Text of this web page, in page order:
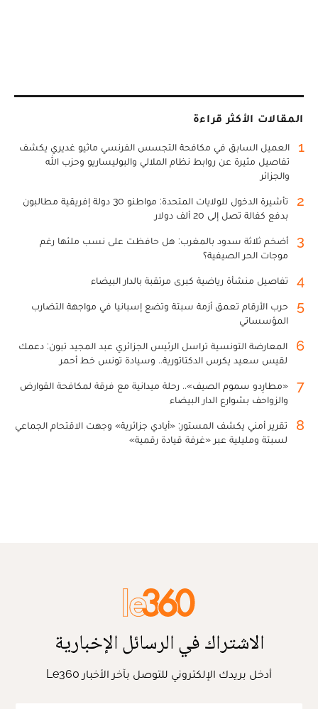
المقالات الأكثر قراءة
1
العميل السابق في مكافحة التجسس الفرنسي ماثيو غديري يكشف
تفاصيل مثيرة عن روابط نظام الملالي والبوليساريو وحزب الله
والجزائر
2
تأشيرة الدخول للولايات المتحدة: مواطنو 30 دولة إفريقية مطالبون
بدفع كفالة تصل إلى 20 ألف دولار
3
أضخم ثلاثة سدود بالمغرب: هل حافظت على نسب ملئها رغم
موجات الحر الصيفية؟
4 تفاصيل منشأة رياضية كبرى مرتقبة بالدار البيضاء
5
حرب الأرقام تعمق أزمة سبتة وتضع إسبانيا في مواجهة التضارب
المؤسساتي
6
المعارضة التونسية تراسل الرئيس الجزائري عبد المجيد تبون: دعمك
لقيس سعيد يكرس الدكتاتورية.. وسيادة تونس خط أحمر
7
«مطارِدو سموم الصيف».. رحلة ميدانية مع فرقة لمكافحة القوارض
والزواحف بشوارع الدار البيضاء
8
تقرير أمني يكشف المستور: «أيادي جزائرية» وجهت الاقتحام الجماعي
لسبتة ومليلية عبر «غرفة قيادة رقمية»
الاشتراك في الرسائل الإخبارية
أدخل بريدك الإلكتروني للتوصل بآخر الأخبار Le360